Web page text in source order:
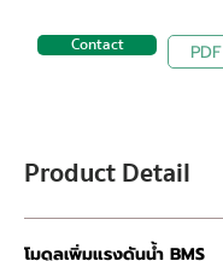
Contact PDF
Product Detail
โมดูลเพิ่มแรงดันน้ำ BMS